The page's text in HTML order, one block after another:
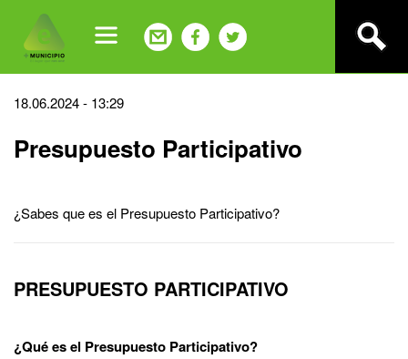
navigation
Back
top
18.06.2024 - 13:29
Presupuesto Participativo
¿Sabes que es el Presupuesto Participativo?
PRESUPUESTO PARTICIPATIVO
¿Qué es el Presupuesto Participativo?